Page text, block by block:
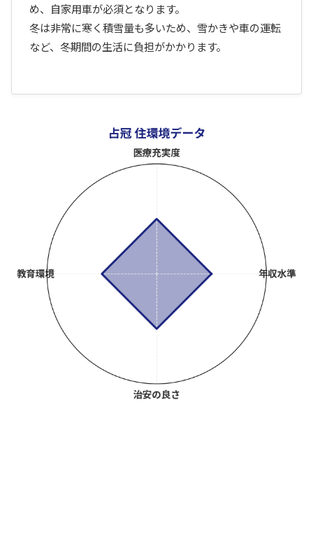
め、自家用車が必須となります。
冬は非常に寒く積雪量も多いため、雪かきや車の運転
など、冬期間の生活に負担がかかります。